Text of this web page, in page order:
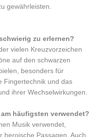
gewährleisten.
zu erlernen?
vielen Kreuzvorzeichen
auf den schwarzen
besonders für
Fingertechnik und das
ihrer Wechselwirkungen.
häufigsten verwendet?
Musik verwendet,
heroische Passagen. Auch